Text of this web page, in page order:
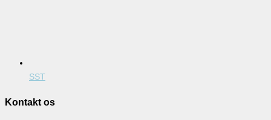
SST
Kontakt os